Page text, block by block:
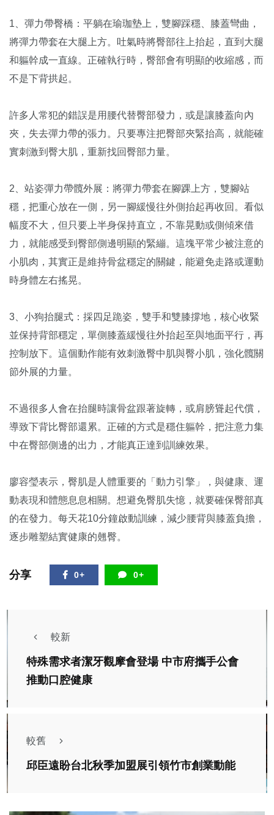
1、彈力帶臀橋：平躺在瑜珈墊上，雙腳踩穩、膝蓋彎曲，
將彈力帶套在大腿上方。吐氣時將臀部往上抬起，直到大腿
和軀幹成一直線。正確執行時，臀部會有明顯的收縮感，而
不是下背拱起。
許多人常犯的錯誤是用腰代替臀部發力，或是讓膝蓋向內
夾，失去彈力帶的張力。只要專注把臀部夾緊抬高，就能確
實刺激到臀大肌，重新找回臀部力量。
2、站姿彈力帶髖外展：將彈力帶套在腳踝上方，雙腳站
穩，把重心放在一側，另一腳緩慢往外側抬起再收回。看似
幅度不大，但只要上半身保持直立，不靠晃動或側傾來借
力，就能感受到臀部側邊明顯的緊繃。這塊平常少被注意的
小肌肉，其實正是維持骨盆穩定的關鍵，能避免走路或運動
時身體左右搖晃。
3、小狗抬腿式：採四足跪姿，雙手和雙膝撐地，核心收緊
並保持背部穩定，單側膝蓋緩慢往外抬起至與地面平行，再
控制放下。這個動作能有效刺激臀中肌與臀小肌，強化髖關
節外展的力量。
不過很多人會在抬腿時讓骨盆跟著旋轉，或肩膀聳起代償，
導致下背比臀部還累。正確的方式是穩住軀幹，把注意力集
中在臀部側邊的出力，才能真正達到訓練效果。
廖容瑩表示，臀肌是人體重要的「動力引擎」，與健康、運
動表現和體態息息相關。想避免臀肌失憶，就要確保臀部真
的在發力。每天花10分鐘啟動訓練，減少腰背與膝蓋負擔，
逐步雕塑結實健康的翹臀。
分享 0+ 0+
較新
特殊需求者潔牙觀摩會登場 中市府攜手公會
推動口腔健康
較舊
邱臣遠盼台北秋季加盟展引領竹市創業動能